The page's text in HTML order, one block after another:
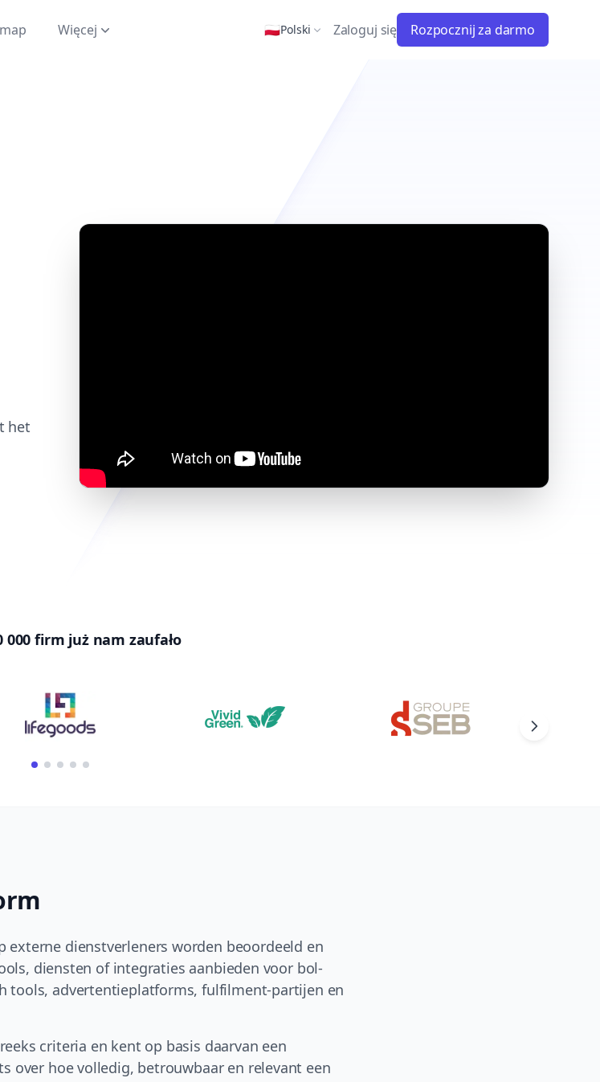
Więcej 🇵🇱Polski Zaloguj się Rozpocznij za darmo
het
000 firm już nam zaufało
dienstverleners worden beoordeeld en
diensten of integraties aanbieden voor bol-
tools, advertentieplatforms, fulfilment-partijen en
criteria en kent op basis daarvan een
over hoe volledig, betrouwbaar en relevant een